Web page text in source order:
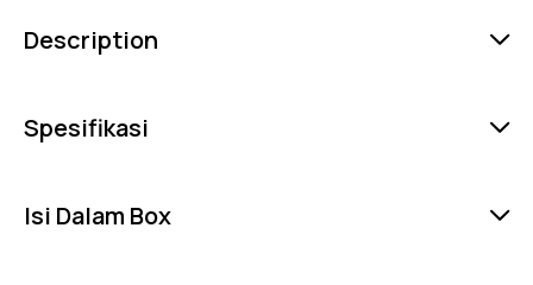
Description
Spesifikasi
Isi Dalam Box